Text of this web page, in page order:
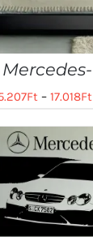
Ft – 17.018Ft